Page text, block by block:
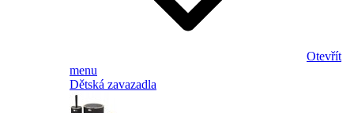
Otevřít
menu
Dětská zavazadla